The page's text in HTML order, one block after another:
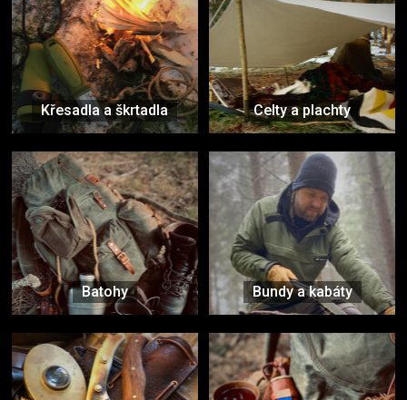
Křesadla a škrtadla Celty a plachty
Batohy Bundy a kabáty